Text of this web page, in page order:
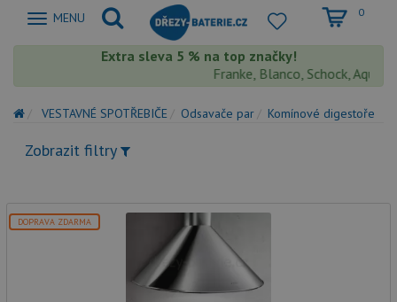
Zobrazit
MENU 0
Extra sleva 5 % na top značky!
Franke, Blanco, Schock,
VESTAVNÉ SPOTŘEBIČE Odsavače par Komínové digestoře
Zobrazit filtry
DOPRAVA ZDARMA